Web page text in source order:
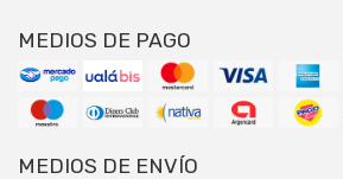
MEDIOS DE PAGO
MEDIOS DE ENVÍO